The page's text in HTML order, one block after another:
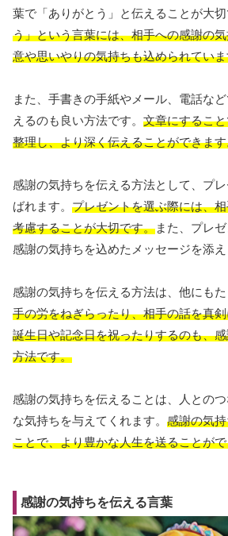
葉で「ありがとう」と伝えることが大切
う」という言葉には、相手への感謝の
意や思いやりの気持ちも込められてい
また、手書きの手紙やメール、電話な
えるのも良い方法です。 文章にするこ
整理し、より深く伝えることができま
感謝の気持ちを伝える方法として、プ
ばれます。 プレゼントを選ぶ際には、
考慮することが大切です。また、プレ
感謝の気持ちを込めたメッセージを添え
感謝の気持ちを伝える方法は、他にもた
手の労をねぎらったり、相手の話を真
誕生日や記念日を祝ったりするのも、
方法です。
感謝の気持ちを伝えることは、人との
な気持ちを与えてくれます。 感謝の気
ことで、より豊かな人生を送ることが
感謝の気持ちを伝える言葉